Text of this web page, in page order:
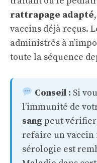
rattrapage adapté
vaccins déjà reçus.
administrés à
toute la séquence
Conseil : Si
l’immunité de
sang peut vérifier
refaire un vaccin
sérologie est